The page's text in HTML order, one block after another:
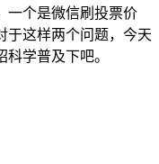
一个是微信刷投票价
于这样两个问题，今天
学普及下吧。